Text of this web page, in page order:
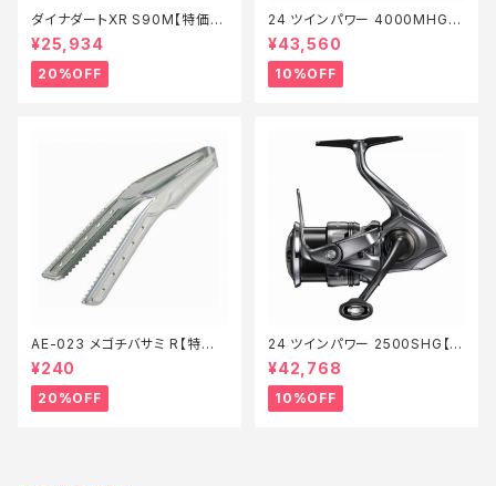
ダイナダートXR S90M【特価ロ
ッド】【20】
¥25,934
20%OFF
24 ツインパワー 4000MHG
【継続セール_リール】【10】
¥43,560
10%OFF
AE-023 メゴチバサミ R【特価
装備】【20】
¥240
20%OFF
24 ツインパワー 2500SHG【継
続セール_リール】【10】
¥42,768
10%OFF